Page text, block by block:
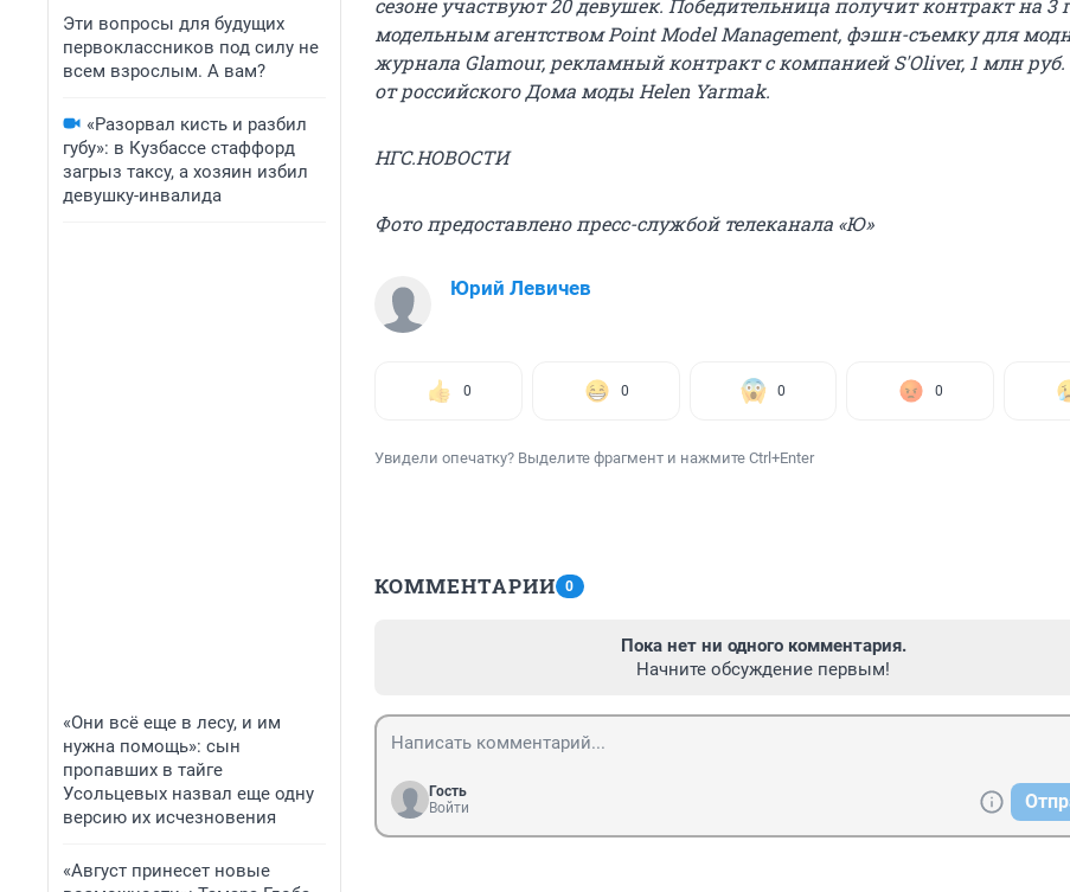
Эти вопросы для будущих
первоклассников под силу не
всем взрослым. А вам?
«Разорвал кисть и разбил
губу»: в Кузбассе стаффорд
загрыз таксу, а хозяин избил
девушку-инвалида
«Они всё еще в лесу, и им
нужна помощь»: сын
пропавших в тайге
Усольцевых назвал еще одну
версию их исчезновения
«Август принесет новые
сезоне участвуют 20 девушек. Победительница получит контракт на 3
модельным агентством Point Model Management, фэшн-съемку для
журнала Glamour, рекламный контракт с компанией S'Oliver, 1 млн
от российского Дома моды Helen Yarmak.
НГС.НОВОСТИ
Фото предоставлено пресс-службой телеканала «Ю»
Юрий Левичев
0 0 0 0
Увидели опечатку? Выделите фрагмент и нажмите Ctrl+Enter
КОММЕНТАРИИ 0
Пока нет ни одного комментария.
Начните обсуждение первым!
Гость
Войти